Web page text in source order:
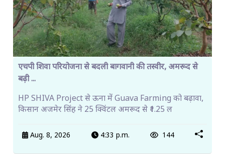
एचपी शिवा परियोजना से बदली बागवानी की तस्वीर, अमरूद से
बढ़ी ...
HP SHIVA Project से ऊना में Guava Farming को बढ़ावा,
किसान अजमेर सिंह ने 25 क्विंटल अमरूद से ₹1.25 ल
Aug. 8, 2026 4:33 p.m. 144